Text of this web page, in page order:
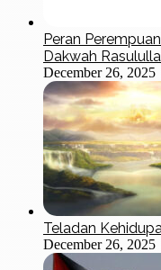
Peran
Dakwah
December 26, 2025
Teladan
December 26, 2025